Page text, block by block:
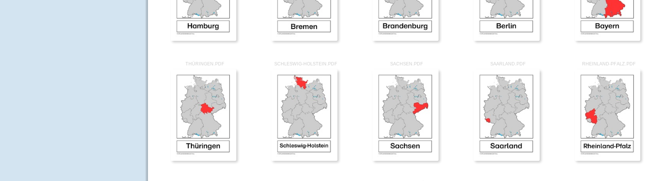
THÜRINGEN.PDF SCHLESWIG-HOLSTEIN.PDF SACHSEN.PDF SAARLAND.PDF RHEINLAND-PFALZ.PDF